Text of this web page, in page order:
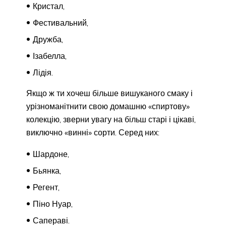
Кристал,
Фестивальний,
Дружба,
Ізабелла,
Лідія.
Якщо ж ти хочеш більше вишуканого смаку і
урізноманітнити свою домашню «спиртову»
колекцію, зверни увагу на більш старі і цікаві,
виключно «винні» сорти. Серед них:
Шардоне,
Бьянка,
Регент,
Піно Нуар,
Сапераві.